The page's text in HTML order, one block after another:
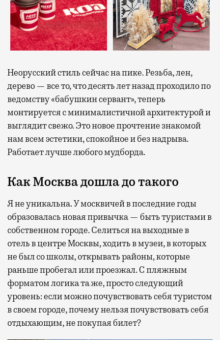
Неорусский стиль сейчас на пике. Резьба, лен,
дерево — все то, что десять лет назад проходило по
ведомству «бабушкин сервант», теперь
монтируется с минималистичной архитектурой и
выглядит свежо. Это новое прочтение знакомой
нам всем эстетики, спокойное и без надрыва.
Работает лучше любого мудборда.
Как Москва дошла до такого
Я не уникальна. У москвичей в последние годы
образовалась новая привычка — быть туристами в
собственном городе. Селиться на выходные в
отель в центре Москвы, ходить в музеи, в которых
не был со школы, открывать районы, которые
раньше пробегал или проезжал. С пляжным
форматом логика та же, просто следующий
уровень: если можно почувствовать себя туристом
в своем городе, почему нельзя почувствовать себя
отдыхающим, не покупая билет?